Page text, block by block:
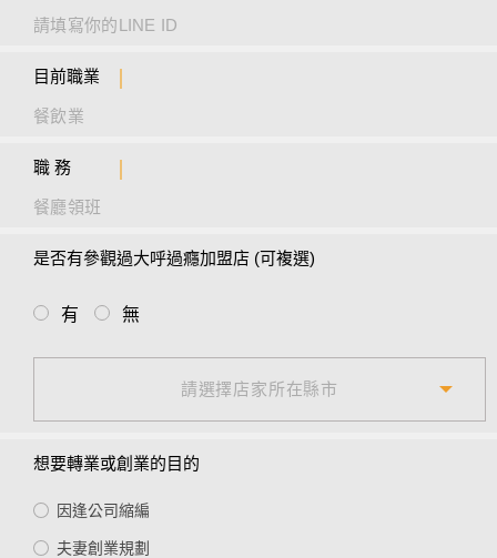
目前職業
職 務
是否有參觀過大呼過癮加盟店 (可複選)
有 無
請選擇店家所在縣市
新北市
想要轉業或創業的目的
因逢公司縮編
夫妻創業規劃